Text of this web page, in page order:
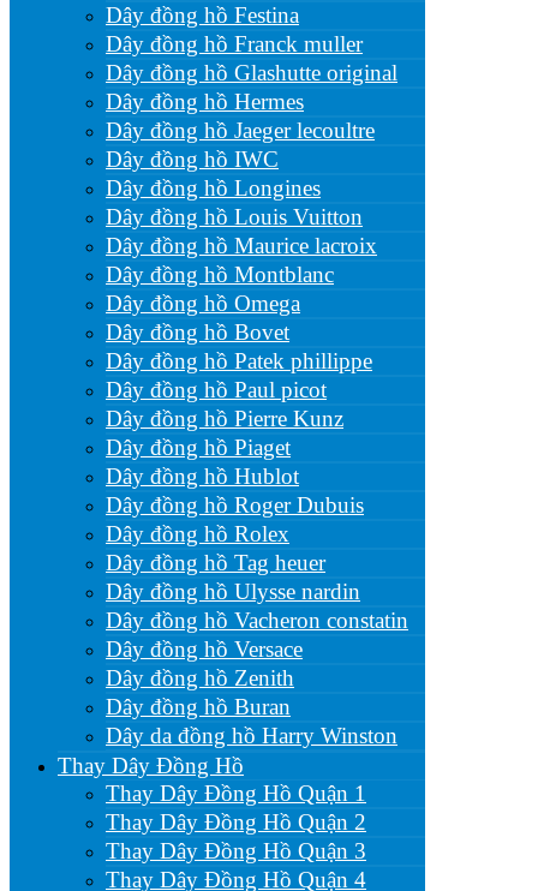
Dây đồng hồ Festina
Dây đồng hồ Franck muller
Dây đồng hồ Glashutte original
Dây đồng hồ Hermes
Dây đồng hồ Jaeger lecoultre
Dây đồng hồ IWC
Dây đồng hồ Longines
Dây đồng hồ Louis Vuitton
Dây đồng hồ Maurice lacroix
Dây đồng hồ Montblanc
Dây đồng hồ Omega
Dây đồng hồ Bovet
Dây đồng hồ Patek phillippe
Dây đồng hồ Paul picot
Dây đồng hồ Pierre Kunz
Dây đồng hồ Piaget
Dây đồng hồ Hublot
Dây đồng hồ Roger Dubuis
Dây đồng hồ Rolex
Dây đồng hồ Tag heuer
Dây đồng hồ Ulysse nardin
Dây đồng hồ Vacheron constatin
Dây đồng hồ Versace
Dây đồng hồ Zenith
Dây đồng hồ Buran
Dây da đồng hồ Harry Winston
Thay Dây Đồng Hồ
Thay Dây Đồng Hồ Quận 1
Thay Dây Đồng Hồ Quận 2
Thay Dây Đồng Hồ Quận 3
Thay Dây Đồng Hồ Quận 4